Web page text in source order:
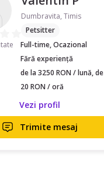
Dumbravita, Timis
Petsitter
Full-time, Ocazional
Fără experiență
de la 3250 RON / lună,
20 RON / oră
Vezi profil
Trimite mesaj